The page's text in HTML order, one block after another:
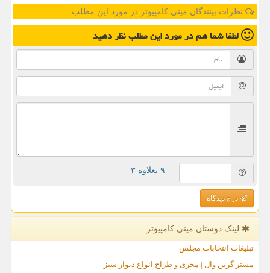
نظرات بینندگان مینی کامپیوتر در مورد این مطلب
لطفا شما همدر مورد این مطلبنظر دهید
= ۹ بعلاوه ۳
درج دیدگاه
لینک دوستان مینی كامپیوتر
تبلیغات انتخابات مجلس
مستر گرین وال | مجری و طراح انواع دیوار سبز